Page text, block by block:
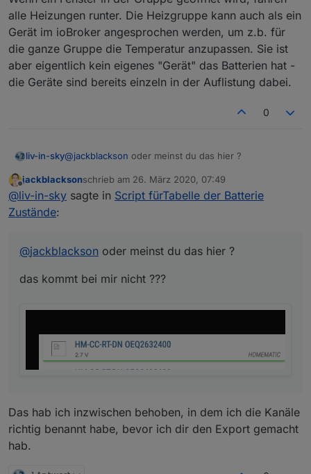
alle Heizungen runter. Die Heizgruppe kann auch als ein
Gerät im ioBroker angesprochen werden, um z.b. für
die ganze Gruppe die Temperatur anzupassen. Sie ist
aber eigentlich kein eigenes "Gerät" das Batterien hat -
die Geräte sind bereits einzeln in der Auflistung dabei.
0
liv-in-sky@jackblackson oder meinst du das hier ?
das kommt bei mir nicht ???
Offline
jackblacksonschrieb am 26. März 2020, 07:49
zuletzt editiert von
@liv-in-sky sagte in Script fürTabelle der Batterie
Zustände:
@jackblackson oder meinst du das hier ?
das kommt bei mir nicht ???
Das hab ich inzwischen behoben, in dem ich die Kanäle
richtig benannt habe, bevor ich dir den Export gemacht
hab.